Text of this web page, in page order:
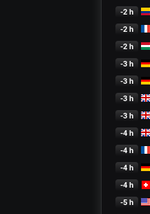
-2 h
-2 h
-2 h
-3 h
-3 h
-3 h
-3 h
-4 h
-4 h
-4 h
-4 h
-5 h